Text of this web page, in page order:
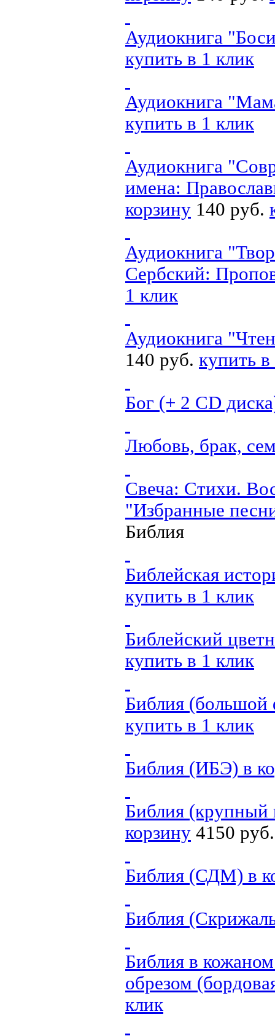
Аудиокнига
купить в 1 клик
Аудиокнига
купить в 1 клик
Аудиокнига
имена:
корзину 140 руб.
Аудиокнига
Сербский:
1 клик
Аудиокнига
140 руб. купить
Бог (+ 2 CD
Любовь, брак,
Свеча: Стихи.
"Избранные
Библия
Библейская
купить в 1 клик
Библейский
купить в 1 клик
Библия
купить в 1 клик
Библия (ИБЭ) в
Библия (крупный
корзину 4150 руб.
Библия (СДМ) в
Библия
Библия в
обрезом
клик